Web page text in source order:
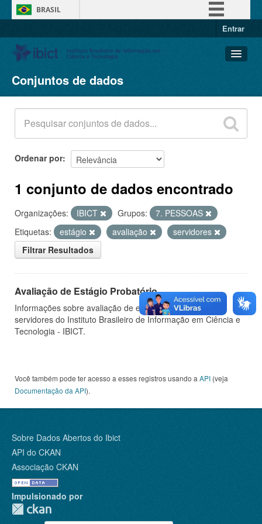
BRASIL
Entrar
Conjuntos de dados
Organizações
Grupos
Sobre
Conjuntos de dados
Ordenar por
1 conjunto de dados encontrado
Organizações: IBICT Grupos:
7. PESSOAS
Etiquetas:
estágio avaliação
servidores
Filtrar Resultados
Avaliação de Estágio Probatório
Informações sobre avaliação de estágio probatório de
servidores do Instituto Brasileiro de Informação em Ciência e
Tecnologia - IBICT.
Você também pode ter acesso a esses registros usando a API (veja
Documentação da API).
Sobre Dados Abertos do Ibict
API do CKAN
Associação CKAN
Impulsionado por